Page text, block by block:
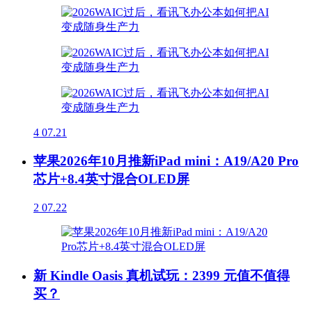
4 07.21
苹果2026年10月推新iPad mini：A19/A20 Pro
芯片+8.4英寸混合OLED屏
2 07.22
新 Kindle Oasis 真机试玩：2399 元值不值得
买？